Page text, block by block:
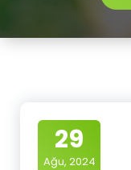
29
Ağu, 2024